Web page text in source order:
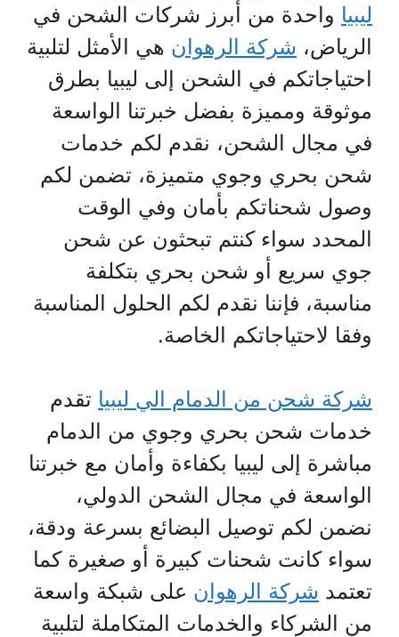
ليبيا واحدة من أبرز شركات الشحن في
الرياض، شركة الرهوان هي الأمثل لتلبية
احتياجاتكم في الشحن إلى ليبيا بطرق
موثوقة ومميزة بفضل خبرتنا الواسعة
في مجال الشحن، نقدم لكم خدمات
شحن بحري وجوي متميزة، تضمن لكم
وصول شحناتكم بأمان وفي الوقت
المحدد سواء كنتم تبحثون عن شحن
جوي سريع أو شحن بحري بتكلفة
مناسبة، فإننا نقدم لكم الحلول المناسبة
وفقا لاحتياجاتكم الخاصة.
شركة شحن من الدمام الي ليبيا تقدم
خدمات شحن بحري وجوي من الدمام
مباشرة إلى ليبيا بكفاءة وأمان مع خبرتنا
الواسعة في مجال الشحن الدولي،
نضمن لكم توصيل البضائع بسرعة ودقة،
سواء كانت شحنات كبيرة أو صغيرة كما
تعتمد شركة الرهوان على شبكة واسعة
من الشركاء والخدمات المتكاملة لتلبية